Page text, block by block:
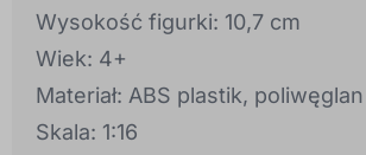
Wysokość figurki: 10,7 cm
Wiek: 4+
Materiał: ABS plastik, poliwęglan
Skala: 1:16